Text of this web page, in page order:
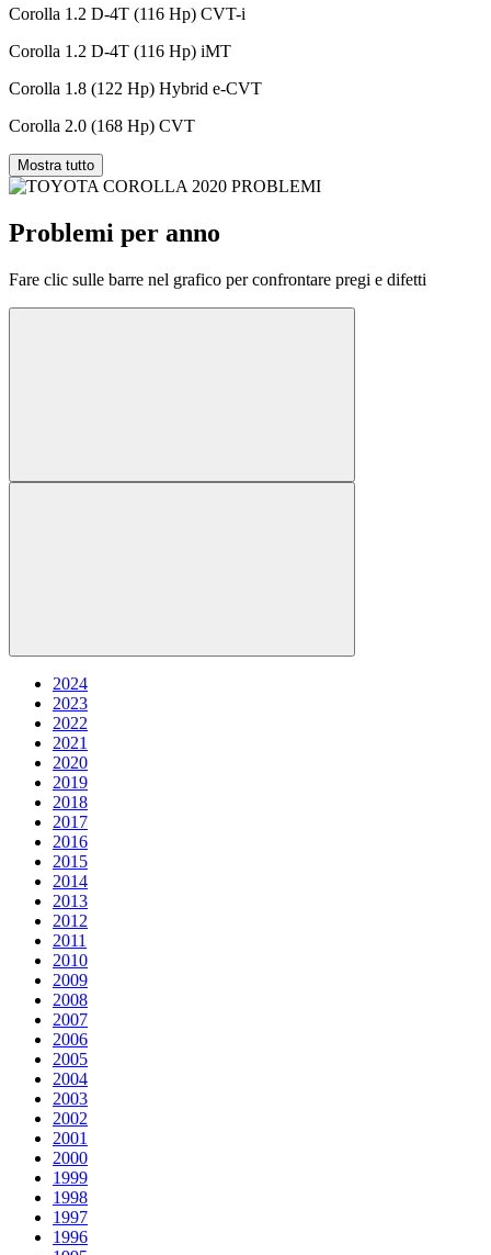
Corolla 1.2 D-4T (116 Hp) CVT-i
Corolla 1.2 D-4T (116 Hp) iMT
Corolla 1.8 (122 Hp) Hybrid e-CVT
Corolla 2.0 (168 Hp) CVT
Mostra tutto
Problemi per anno
Fare clic sulle barre nel grafico per confrontare pregi e difetti
2024
2023
2022
2021
2020
2019
2018
2017
2016
2015
2014
2013
2012
2011
2010
2009
2008
2007
2006
2005
2004
2003
2002
2001
2000
1999
1998
1997
1996